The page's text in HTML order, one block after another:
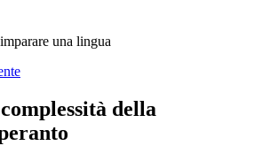
una lingua
della